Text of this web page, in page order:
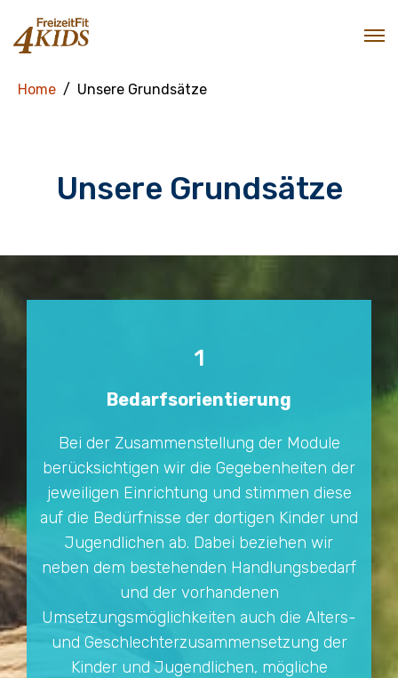
Home Unsere Grundsätze
Unsere Grundsätze
1
Bedarfsorientierung
Bei der Zusammenstellung der Module
berücksichtigen wir die Gegebenheiten der
jeweiligen Einrichtung und stimmen diese
auf die Bedürfnisse der dortigen Kinder und
Jugendlichen ab. Dabei beziehen wir
neben dem bestehenden Handlungsbedarf
und der vorhandenen
Umsetzungsmöglichkeiten auch die Alters-
und Geschlechterzusammensetzung der
Kinder und Jugendlichen, mögliche